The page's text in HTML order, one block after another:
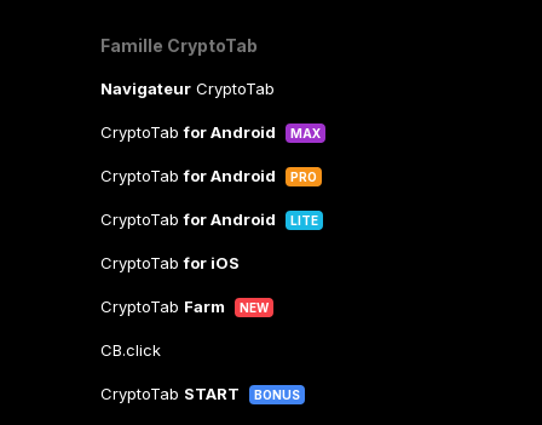
Famille CryptoTab
Navigateur CryptoTab
CryptoTabfor Android MAX
CryptoTabfor Android PRO
CryptoTabfor Android LITE
CryptoTabfor iOS
CryptoTab Farm NEW
CB.click
CryptoTab START BONUS